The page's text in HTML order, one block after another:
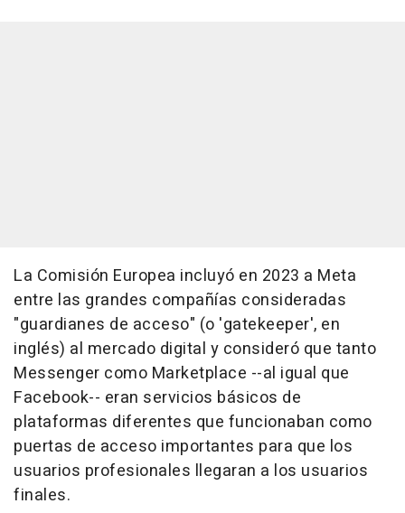
La Comisión Europea incluyó en 2023 a Meta
entre las grandes compañías consideradas
"guardianes de acceso" (o 'gatekeeper', en
inglés) al mercado digital y consideró que tanto
Messenger como Marketplace --al igual que
Facebook-- eran servicios básicos de
plataformas diferentes que funcionaban como
puertas de acceso importantes para que los
usuarios profesionales llegaran a los usuarios
finales.